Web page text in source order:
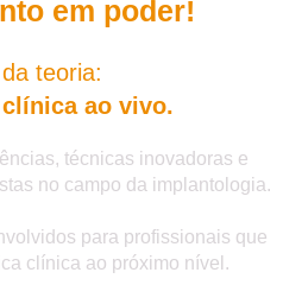
em poder!
teoria:
ao vivo.
técnicas inovadoras e
no campo da implantologia.
para profissionais que
clínica ao próximo nível.